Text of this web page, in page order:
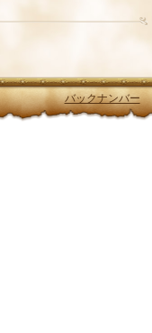
バックナンバー